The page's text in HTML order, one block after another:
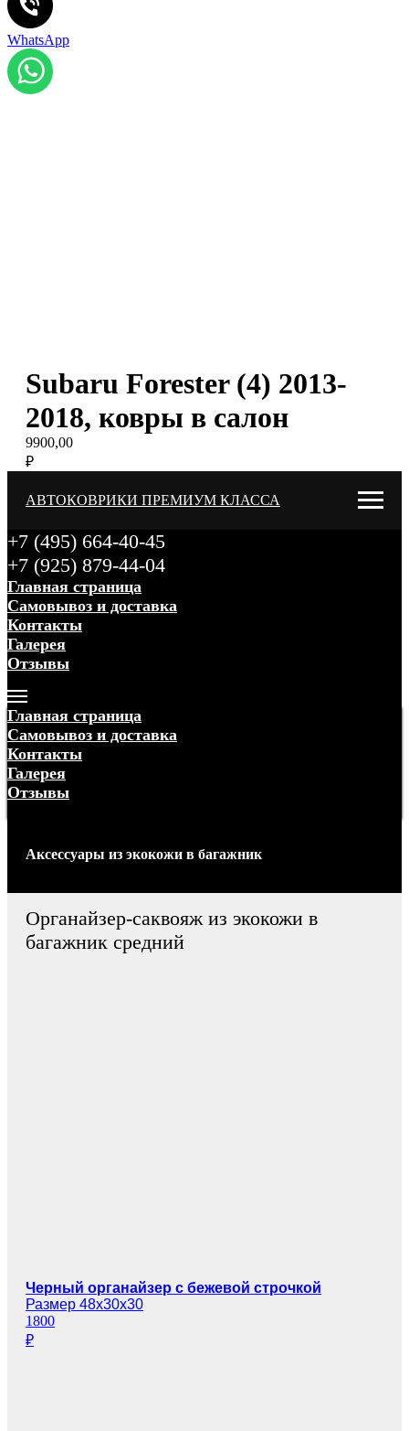
WhatsApp
Subaru Forester (4) 2013-
2018, ковры в салон
9900,00
₽
АВТОКОВРИКИ ПРЕМИУМ КЛАССА
+7 (495) 664-40-45
+7 (925) 879-44-04
Главная страница
Самовывоз и доставка
Контакты
Галерея
Отзывы
Главная страница
Самовывоз и доставка
Контакты
Галерея
Отзывы
Аксессуары из экокожи в багажник
Органайзер-саквояж из экокожи в
багажник средний
Черный органайзер с бежевой строчкой
Размер 48х30х30
1800
₽